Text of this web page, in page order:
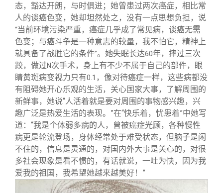
态，豁达开朗，与时俱进；她曾患过两次癌症，相比常
人的谈癌色变，她却坦然处之，没有一点思想负担，说
“当前环境污染严重，癌症几乎成了常见病，谈癌无需
色变；与癌斗争是一种意志的较量，我不怕它，精神上
就具备了战胜它的条件”。她失眠长达60年，摔过三次
跤，做过N次手术，身上有不少不属于自己的部件，眼
睛黄斑病变视力只有0.1 ，像对待癌症一样，这些病都没
有阻碍她开心乐观的生活，关心国家大事，了解周围的
新鲜事，她说“人活着就是要对周围的事物感兴趣，兴
趣广泛是热爱生活的表现。”在“快乐着，忧患着”中她写
道：“我是个体弱多病的人，曾被癌症光顾，各种慢性
病更是轮流登场，身体经常处于难受状态，但脑子是闲
不住的，信息是灵通的，对国内外大事是关心的，对很
多社会现象是看不惯的，有话就说，一吐为快，因为我
爱我的祖国，我希望她越来越美好！”